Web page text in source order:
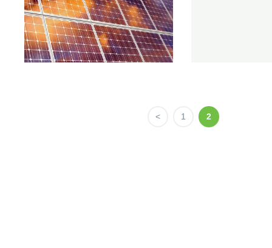
< 1 2